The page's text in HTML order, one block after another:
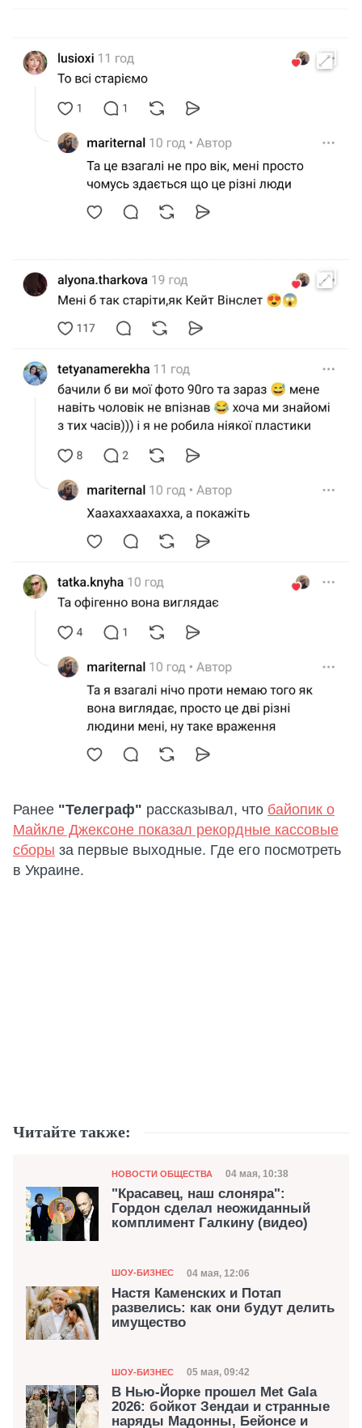
Ранее "Телеграф" рассказывал, что байопик о
Майкле Джексоне показал рекордные кассовые
сборы за первые выходные. Где его посмотреть
в Украине.
Читайте также:
Категория
НОВОСТИ ОБЩЕСТВА Дата публикации
04 мая, 10:38
"Красавец, наш слоняра":
Гордон сделал неожиданный
комплимент Галкину (видео)
Категория
ШОУ-БИЗНЕС Дата публикации
04 мая, 12:06
Настя Каменских и Потап
развелись: как они будут делить
имущество
Категория
ШОУ-БИЗНЕС Дата публикации
05 мая, 09:42
В Нью-Йорке прошел Met Gala
2026: бойкот Зендаи и странные
наряды Мадонны, Бейонсе и